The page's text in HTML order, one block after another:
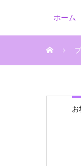
ホーム
お